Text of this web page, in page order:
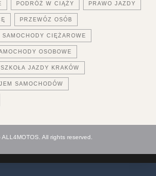
PODRÓŻ W CIĄŻY PRAWO JAZDY
PRZEWÓZ OSÓB
SAMOCHODY CIĘŻAROWE
OSOBOWE
SZKOŁA JAZDY KRAKÓW
SAMOCHODÓW
All rights reserved.